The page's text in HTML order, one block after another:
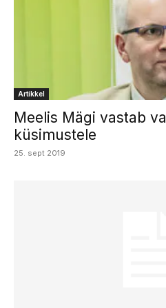
Artikkel
Meelis Mägi vastab
küsimustele
25. sept 2019